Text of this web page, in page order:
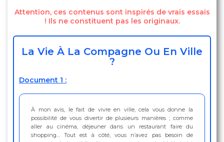
Attention, ces contenus sont inspirés de vrais essais
! Ils ne constituent pas les originaux.
La Vie À La Compagne Ou En Ville
?
Document 1 :
À mon avis, le fait de vivre en ville, cela vous donne la
possibilité de vous divertir de plusieurs manières ; comme
aller au cinéma, déjeuner dans un restaurant faire du
shopping… Tout est à côté, vous n’avez pas besoin de